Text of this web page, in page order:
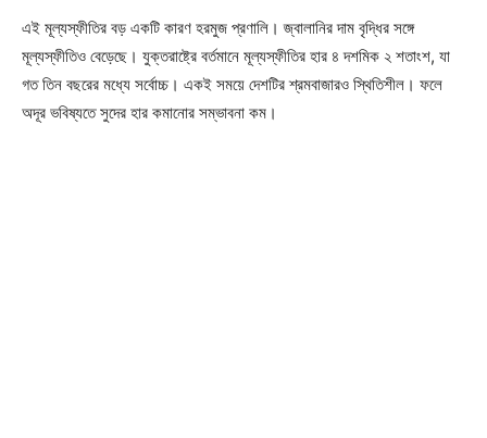
এই মূল্যস্ফীতির বড় একটি কারণ হরমুজ প্রণালি। জ্বালানির দাম বৃদ্ধির সঙ্গে
মূল্যস্ফীতিও বেড়েছে। যুক্তরাষ্ট্রে বর্তমানে মূল্যস্ফীতির হার ৪ দশমিক ২ শতাংশ, যা
গত তিন বছরের মধ্যে সর্বোচ্চ। একই সময়ে দেশটির শ্রমবাজারও স্থিতিশীল। ফলে
অদূর ভবিষ্যতে সুদের হার কমানোর সম্ভাবনা কম।